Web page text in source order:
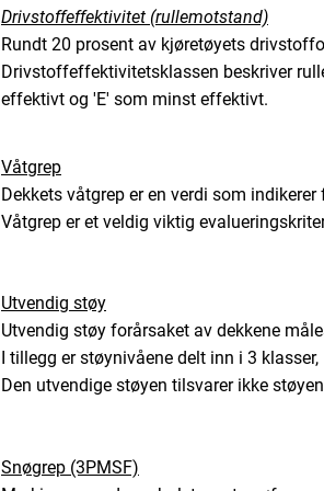
Drivstoffeffektivitet (rullemotstand)
Rundt 20 prosent av kjøretøyets
Drivstoffeffektivitetsklassen beskriver
effektivt og 'E' som minst effektivt.
Våtgrep
Dekkets våtgrep er en verdi som
Våtgrep er et veldig viktig
Utvendig støy
Utvendig støy forårsaket av dekkene
I tillegg er støynivåene delt inn i 3
Den utvendige støyen tilsvarer ikke
Snøgrep (3PMSF)